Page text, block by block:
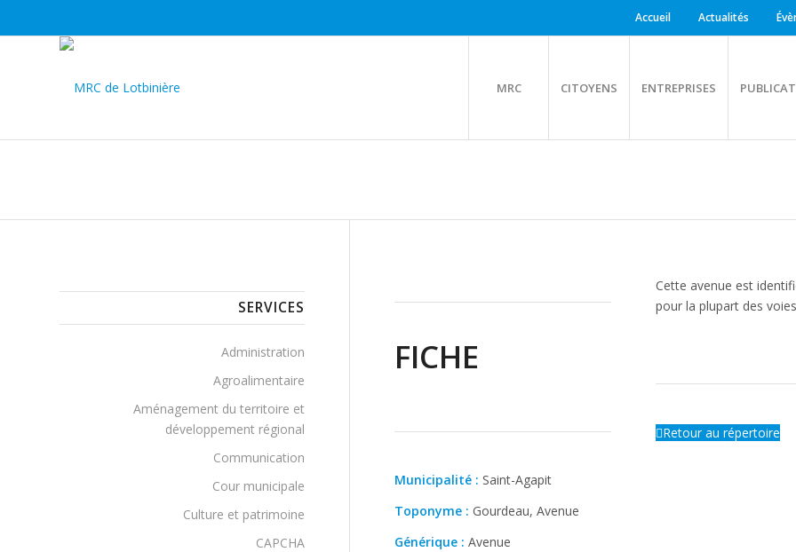
Accueil Actualités
MRC CITOYENS ENTREPRISES
FICHE
Municipalité : Saint-Agapit
Toponyme : Gourdeau, Avenue
Générique : Avenue
Cette avenue est
pour la plupart des
Retour au répertoire
SERVICES
Administration
Agroalimentaire
Aménagement du territoire et
développement régional
Communication
Cour municipale
Culture et patrimoine
CAPCHA